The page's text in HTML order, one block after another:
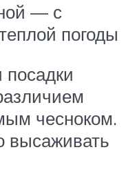
— с
погоды
чесноком.
высаживать